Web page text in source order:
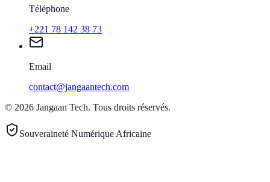
Téléphone
+221 78 142 38 73
Email
contact@jangaantech.com
© 2026 Jangaan Tech. Tous droits réservés.
Souveraineté Numérique Africaine